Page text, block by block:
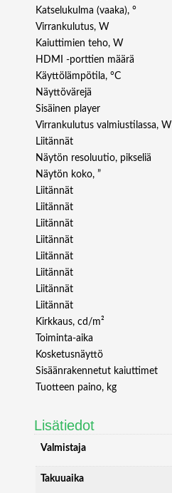
Katselukulma (vaaka), °
Virrankulutus, W
Kaiuttimien teho, W
HDMI -porttien määrä
Käyttölämpötila, °C
Näyttövärejä
Sisäinen player
Virrankulutus valmiustilassa, W
Liitännät
Näytön resoluutio, pikseliä
Näytön koko, ”
Liitännät
Liitännät
Liitännät
Liitännät
Liitännät
Liitännät
Liitännät
Liitännät
Kirkkaus, cd/m²
Toiminta-aika
Kosketusnäyttö
Sisäänrakennetut kaiuttimet
Tuotteen paino, kg
Lisätiedot
Valmistaja
Takuuaika